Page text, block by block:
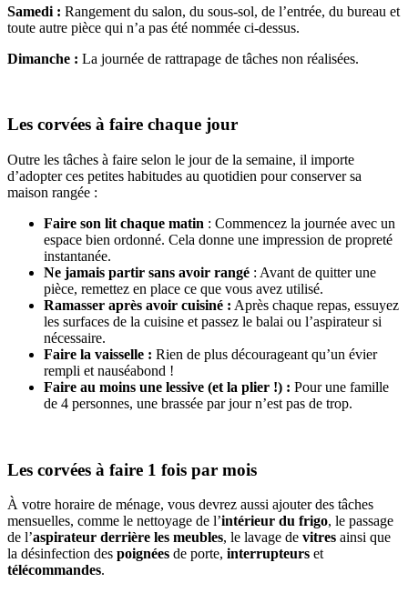
Samedi : Rangement du salon, du sous-sol, de l’entrée, du bureau et
toute autre pièce qui n’a pas été nommée ci-dessus.
Dimanche : La journée de rattrapage de tâches non réalisées.
Les corvées à faire chaque jour
Outre les tâches à faire selon le jour de la semaine, il importe
d’adopter ces petites habitudes au quotidien pour conserver sa
maison rangée :
Faire son lit chaque matin : Commencez la journée avec un
espace bien ordonné. Cela donne une impression de propreté
instantanée.
Ne jamais partir sans avoir rangé : Avant de quitter une
pièce, remettez en place ce que vous avez utilisé.
Ramasser après avoir cuisiné : Après chaque repas, essuyez
les surfaces de la cuisine et passez le balai ou l’aspirateur si
nécessaire.
Faire la vaisselle : Rien de plus décourageant qu’un évier
rempli et nauséabond !
Faire au moins une lessive (et la plier !) : Pour une famille
de 4 personnes, une brassée par jour n’est pas de trop.
Les corvées à faire 1 fois par mois
À votre horaire de ménage, vous devrez aussi ajouter des tâches
mensuelles, comme le nettoyage de l’intérieur du frigo, le passage
de l’aspirateur derrière les meubles, le lavage de vitres ainsi que
la désinfection des poignées de porte, interrupteurs et
télécommandes.